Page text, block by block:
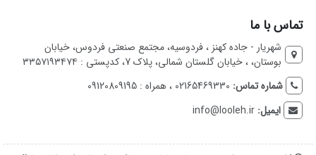
تماس با ما
شهریار - جاده کهنز ، فردوسیه، مجتمع صنعتی فردوس، خیابان
بوستان، ، خیابان گلستان شمالی، پلاک 7، کدپستی : ۳۳۵۷۱۹۳۴۷۴
شماره تماس: 02165469330 ، همراه : 09120809195
ایمیل:info@looleh.ir